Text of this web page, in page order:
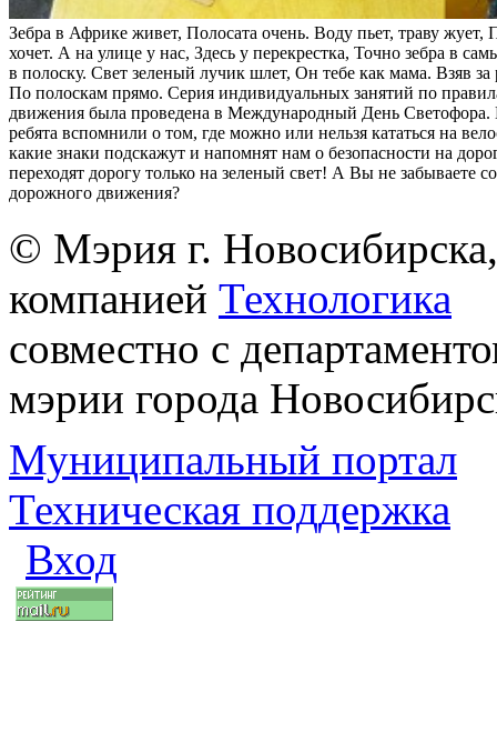
Зебра в Африке живет, Полосата очень. Воду пьет, траву жует,
хочет. А на улице у нас, Здесь у перекрестка, Точно зебра в
в полоску. Свет зеленый лучик шлет, Он тебе как мама. Взяв за
По полоскам прямо. Серия индивидуальных занятий по
движения была проведена в Международный День
ребята вспомнили о том, где можно или нельзя кататься на
какие знаки подскажут и напомнят нам о безопасности на
переходят дорогу только на зеленый свет! А Вы не забываете
дорожного движения?
© Мэрия г.
компанией Технологика
совместно с
мэрии города
Муниципальный портал
Техническая поддержка
Вход